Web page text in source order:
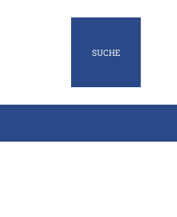
SUCHE